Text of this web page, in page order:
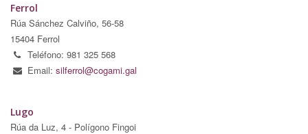
Ferrol
Rúa Sánchez Calviño, 56-58
15404 Ferrol
Teléfono: 981 325 568
Email: silferrol@cogami.gal
Lugo
Rúa da Luz, 4 - Polígono Fingoi